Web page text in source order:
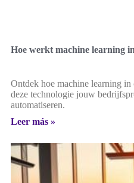
Hoe werkt machine learning
Ontdek hoe machine learning
deze technologie jouw
automatiseren.
Leer más »